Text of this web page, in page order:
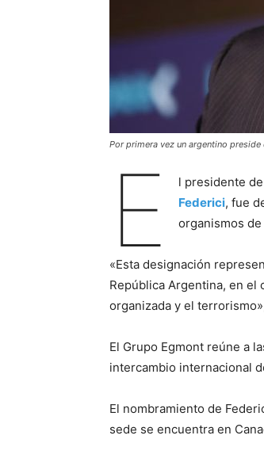
Por primera vez un argentino
E l presidente
Federici, fue
organismos
«Esta designación
República Argentina, en el
organizada y el
El Grupo Egmont reúne a
intercambio internacional
El nombramiento de
sede se encuentra en